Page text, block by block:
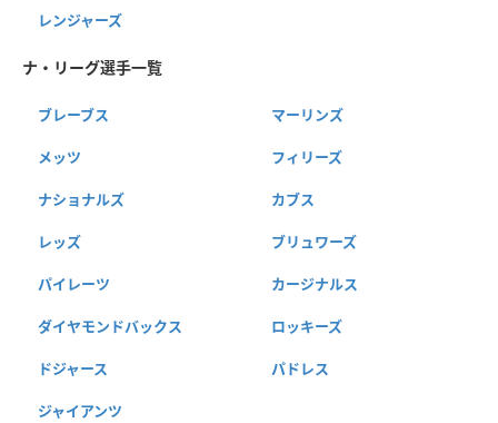
レンジャーズ
ナ・リーグ選手一覧
ブレーブス マーリンズ
メッツ フィリーズ
ナショナルズ カブス
レッズ ブリュワーズ
パイレーツ カージナルス
ダイヤモンドバックス ロッキーズ
ドジャース パドレス
ジャイアンツ